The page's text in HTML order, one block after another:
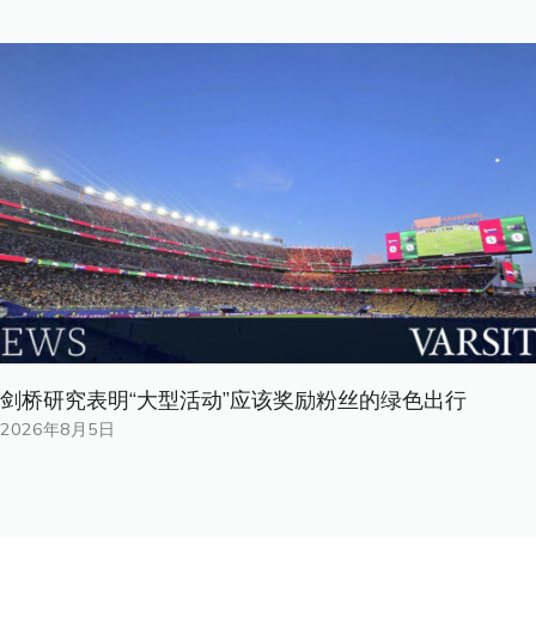
剑桥研究表明“大型活动”应该奖励粉丝的绿色出行
2026年8月5日